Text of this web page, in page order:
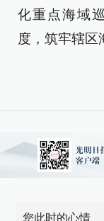
化重点海域
度，筑牢辖区
您此时的心情